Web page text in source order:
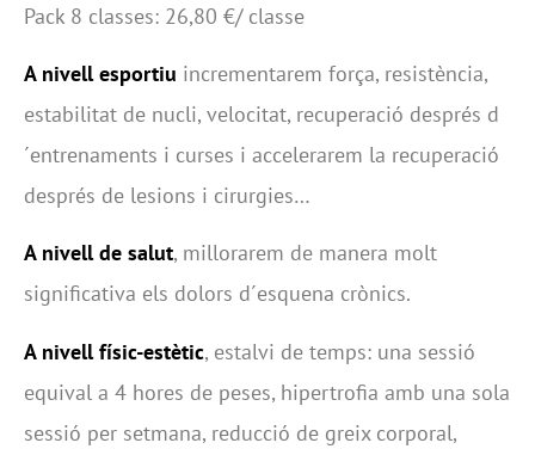
Pack 8 classes: 26,80 €/ classe
A nivell esportiu incrementarem força, resistència,
estabilitat de nucli, velocitat, recuperació després d
´entrenaments i curses i accelerarem la recuperació
després de lesions i cirurgies…
A nivell de salut, millorarem de manera molt
significativa els dolors d´esquena crònics.
A nivell físic-estètic, estalvi de temps: una sessió
equival a 4 hores de peses, hipertrofia amb una sola
sessió per setmana, reducció de greix corporal,